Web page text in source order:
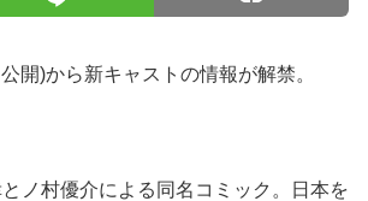
開)から新キャストの情報が解禁。
ノ村優介による同名コミック。日本を